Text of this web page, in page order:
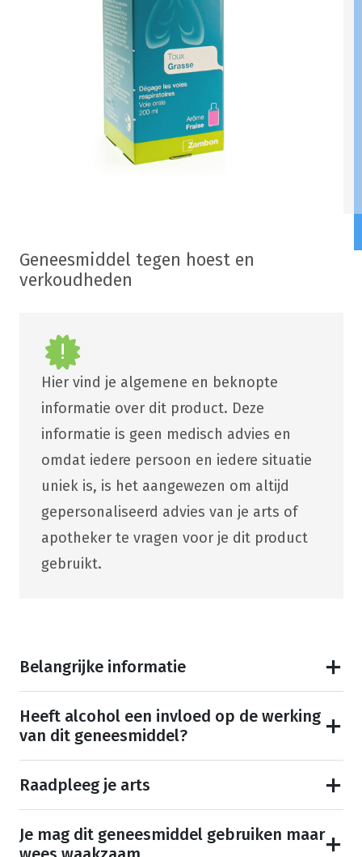
Geneesmiddel tegen hoest en
verkoudheden
Hier vind je algemene en beknopte
informatie over dit product. Deze
informatie is geen medisch advies en
omdat iedere persoon en iedere situatie
uniek is, is het aangewezen om altijd
gepersonaliseerd advies van je arts of
apotheker te vragen voor je dit product
gebruikt.
Belangrijke informatie
Heeft alcohol een invloed op de werking
van dit geneesmiddel?
Raadpleeg je arts
Je mag dit geneesmiddel gebruiken maar